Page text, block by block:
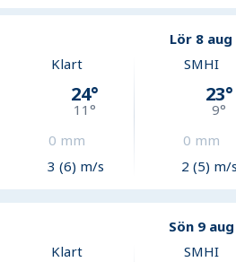
Lör 8 aug
Klart
24°
11°
0 mm
3 (6) m/s
SMHI
23°
9°
0 mm
2 (5) m/s
Sön 9 aug
Klart
SMHI